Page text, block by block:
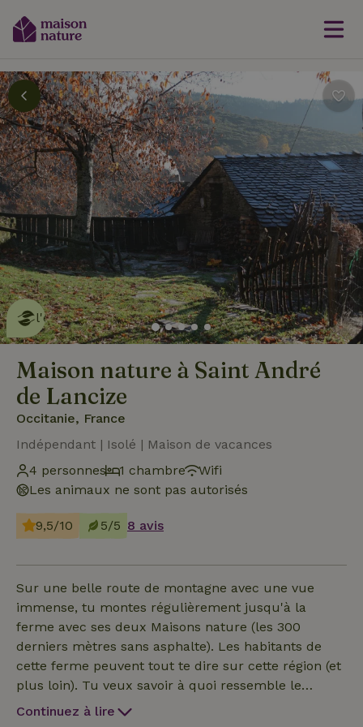
Cette Maison Nature fait de
l'effeten savoir plus
Maison nature à Saint André
de Lancize
Occitanie, France
Indépendant | Isolé | Maison de vacances
4 personnes
1 chambre
Wifi
Les animaux ne sont pas autorisés
9,5/10 5/5 8 avis
Sur une belle route de montagne avec une vue
immense, tu montes régulièrement jusqu'à la
ferme avec ses deux Maisons nature (les 300
derniers mètres sans asphalte). Les habitants de
cette ferme peuvent tout te dire sur cette région (et
plus loin). Tu veux savoir à quoi ressemble le
silence ? Tu as envie de faire une promenade d'une
Continuez à lire